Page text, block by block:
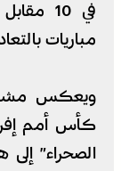
مباريات
ويعكس
كأس أمم
الصحراء”